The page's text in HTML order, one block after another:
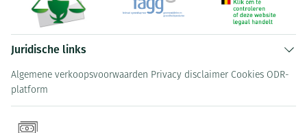
Juridische links
Algemene verkoopsvoorwaarden Privacy disclaimer Cookies ODR-
platform